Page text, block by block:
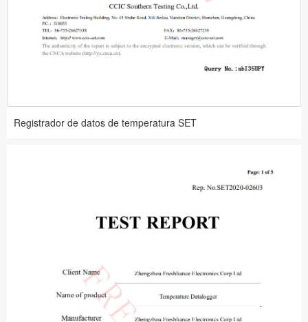
Registrador de datos de temperatura SET